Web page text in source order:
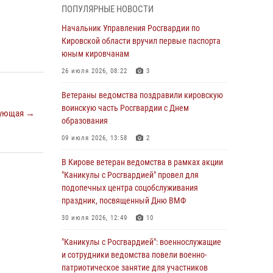
→
Федерации
01 августа 2026, 09:39
В Росгвардии вспоминают российских
воинов, погибших в Первой мировой войне
01 августа 2026, 09:38
В Кирове офицер Росгвардии стал
победителем открытого шахматного турнира
Директор Росгвардии Герой России генерал
армии Виктор Золотов поздравил
специалистов подразделений тыла с
профессиональным праздником
В Кирове росгвардейцы задержали в кафе и
сауне подозреваемых в хулиганстве
ПОПУЛЯРНЫЕ НОВОСТИ
Начальник Управления Росгвардии по
Кировской области вручил первые паспорта
юным кировчанам
26 июля 2026, 08:22 3
Ветераны ведомства поздравили кировскую
воинскую часть Росгвардии с Днем
образования
09 июля 2026, 13:58 2
В Кирове ветеран ведомства в рамках акции
"Каникулы с Росгвардией" провел для
подопечных центра соцобслуживания
праздник, посвященный Дню ВМФ
30 июля 2026, 12:49 10
"Каникулы с Росгвардией": военнослужащие
и сотрудники ведомства повели военно-
патриотическое занятие для участников